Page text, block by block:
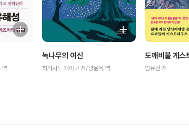
역
녹나무의 여신
히가시노 게이고 저/양윤옥 역
도깨비불 게스
범유진 저